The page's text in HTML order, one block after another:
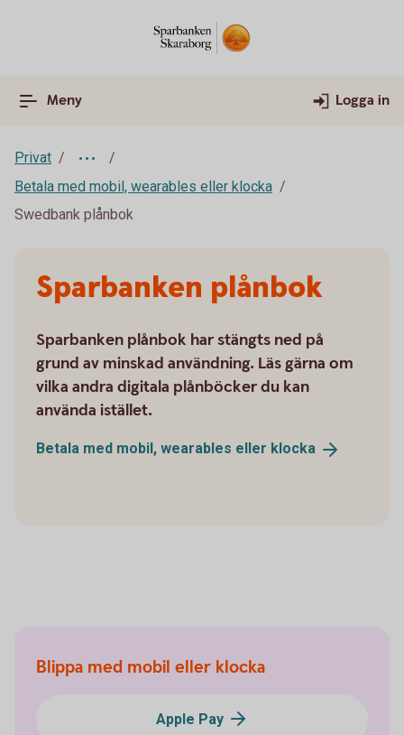
Meny Logga in
Privat
Betala med mobil, wearables eller klocka
Swedbank plånbok
Sparbanken plånbok
Sparbanken plånbok har stängts ned på
grund av minskad användning. Läs gärna om
vilka andra digitala plånböcker du kan
använda istället.
Betala med mobil, wearables eller klocka
Blippa med mobil eller klocka
Apple Pay